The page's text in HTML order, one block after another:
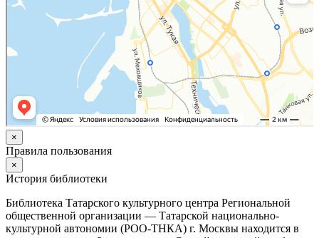
×
Правила пользования
×
История библиотеки
Библиотека Татарского культурного центра Региональной
общественной организации — Татарской национально-
культурной автономии (РОО-ТНКА) г. Москвы находится в